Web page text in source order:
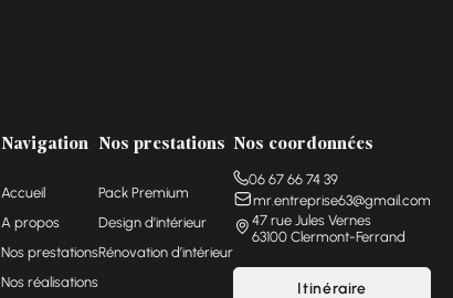
Navigation
Accueil
A propos
Nos prestations
Nos réalisations
Nos prestations
Pack Premium
Design d’intérieur
Rénovation d’intérieur
Nos coordonnées
06 67 66 74 39
mr.entreprise63@gmail.com
47 rue Jules Vernes
63100 Clermont-Ferrand
Itinéraire